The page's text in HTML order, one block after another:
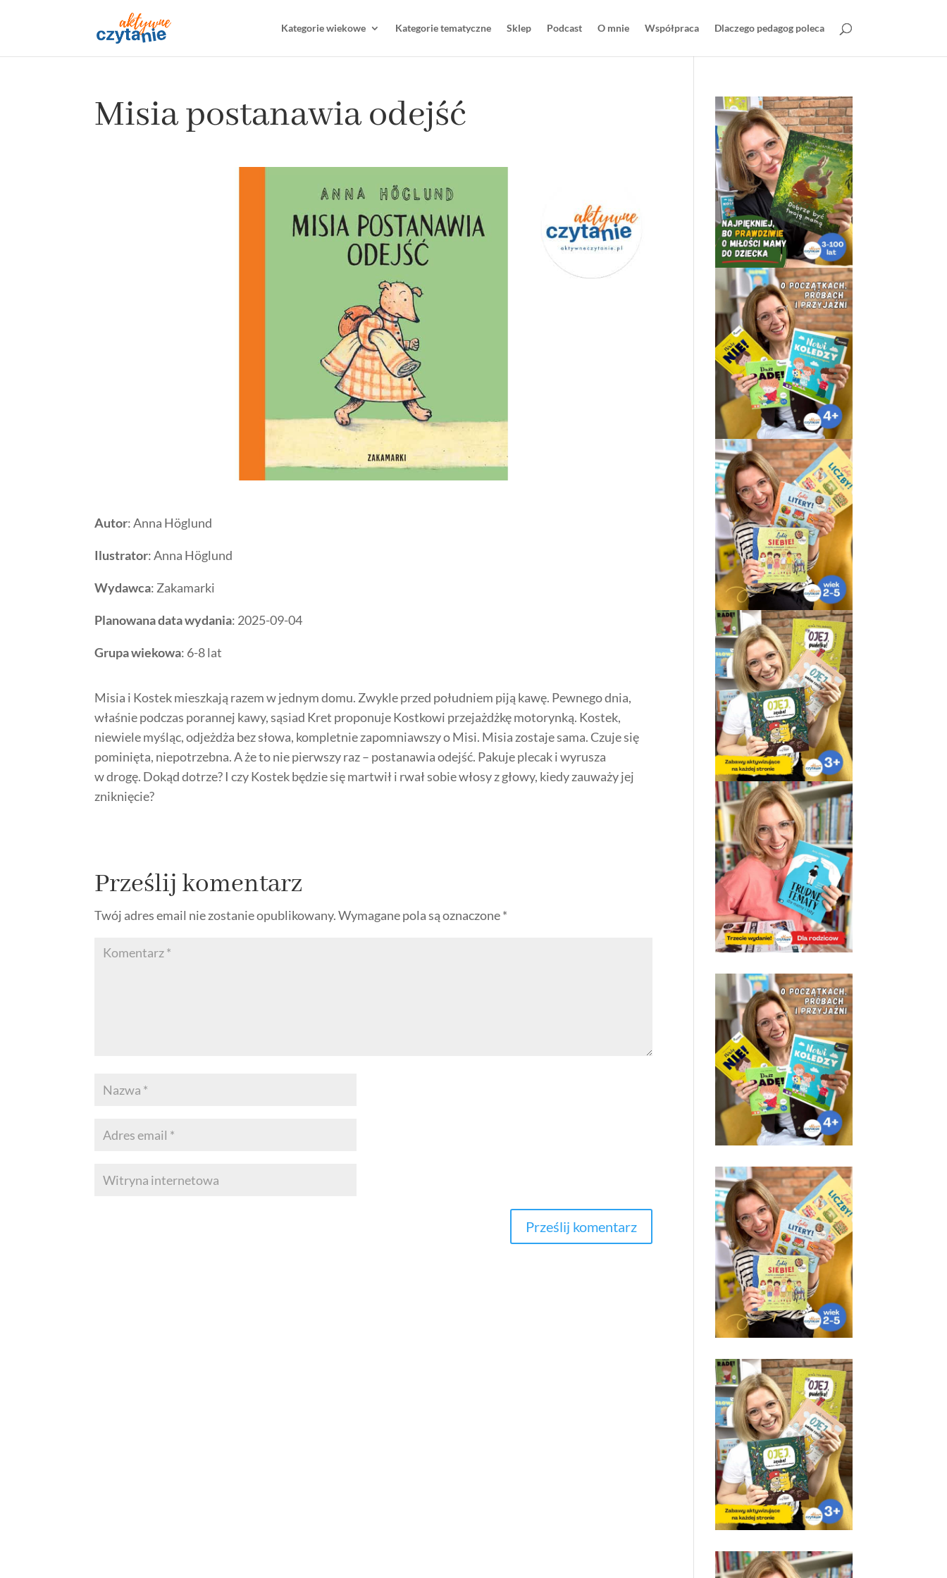
Kategorie wiekowe Kategorie tematyczne Sklep Podcast O mnie Współpraca Dlaczego pedagog poleca
Misia postanawia odejść
Autor: Anna Höglund
Ilustrator: Anna Höglund
Wydawca: Zakamarki
Planowana data wydania: 2025-09-04
Grupa wiekowa: 6-8 lat
Misia i Kostek mieszkają razem w jednym domu. Zwykle przed południem piją kawę. Pewnego dnia,
właśnie podczas porannej kawy, sąsiad Kret proponuje Kostkowi przejażdżkę motorynką. Kostek,
niewiele myśląc, odjeżdża bez słowa, kompletnie zapomniawszy o Misi. Misia zostaje sama. Czuje się
pominięta, niepotrzebna. A że to nie pierwszy raz – postanawia odejść. Pakuje plecak i wyrusza
w drogę. Dokąd dotrze? I czy Kostek będzie się martwił i rwał sobie włosy z głowy, kiedy zauważy jej
zniknięcie?
Prześlij komentarz
Twój adres email nie zostanie opublikowany. Wymagane pola są oznaczone*